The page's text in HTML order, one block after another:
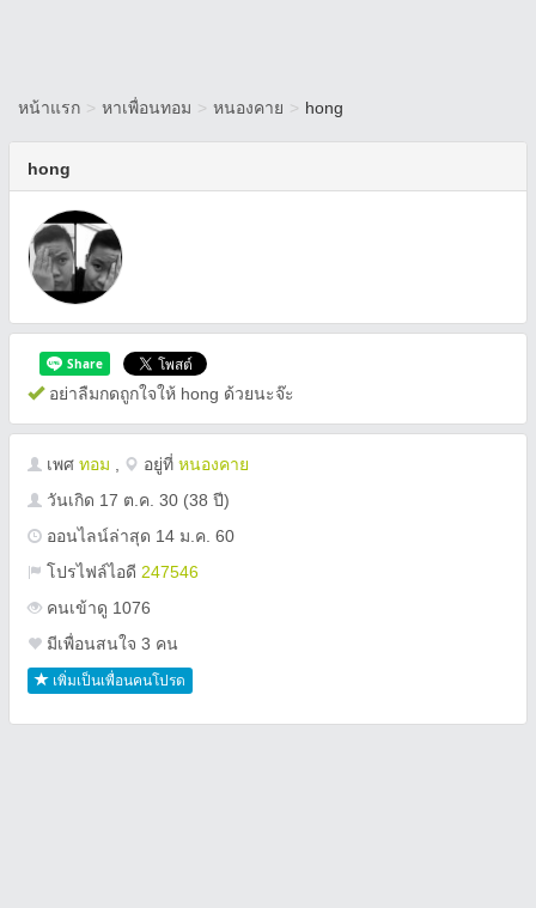
หน้าแรก > หาเพื่อนทอม > หนองคาย > hong
hong
อย่าลืมกดถูกใจให้ hong ด้วยนะจ๊ะ
เพศ ทอม อยู่ที่ หนองคาย
วันเกิด 17 ต.ค. 30 (38 ปี)
ออนไลน์ล่าสุด 14 ม.ค. 60
โปรไฟล์ไอดี 247546
คนเข้าดู 1076
มีเพื่อนสนใจ 3 คน
เพิ่มเป็นเพื่อนคนโปรด